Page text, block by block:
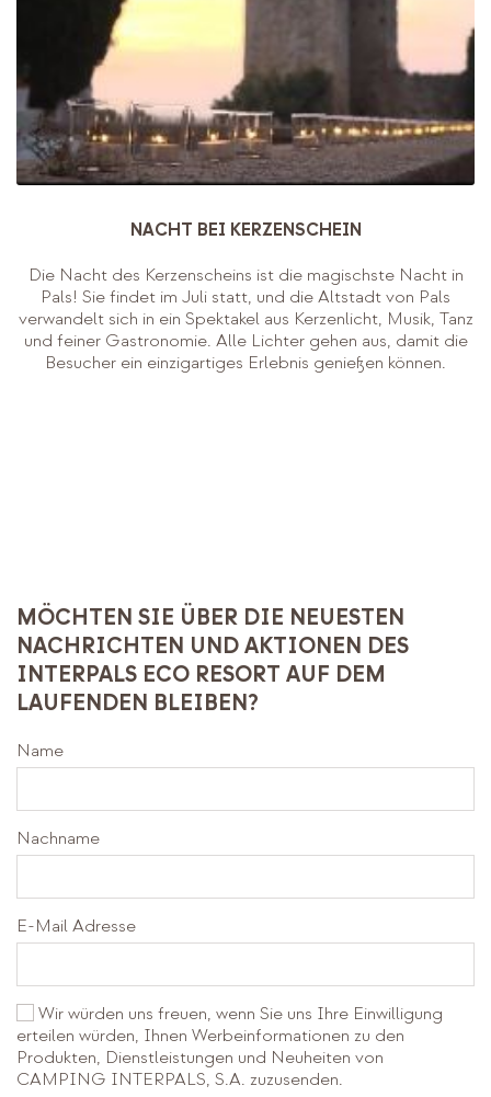
NACHT BEI KERZENSCHEIN
Die Nacht des Kerzenscheins ist die magischste Nacht in
Pals! Sie findet im Juli statt, und die Altstadt von Pals
verwandelt sich in ein Spektakel aus Kerzenlicht, Musik, Tanz
und feiner Gastronomie. Alle Lichter gehen aus, damit die
Besucher ein einzigartiges Erlebnis genießen können.
MÖCHTEN SIE ÜBER DIE NEUESTEN
NACHRICHTEN UND AKTIONEN DES
INTERPALS ECO RESORT AUF DEM
LAUFENDEN BLEIBEN?
Name
Nachname
E-Mail Adresse
Wir würden uns freuen, wenn Sie uns Ihre Einwilligung
erteilen würden, Ihnen Werbeinformationen zu den
Produkten, Dienstleistungen und Neuheiten von
CAMPING INTERPALS, S.A. zuzusenden.